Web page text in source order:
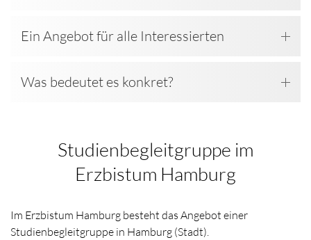
Ein Angebot für alle Interessierten
Was bedeutet es konkret?
Studienbegleitgruppe im
Erzbistum Hamburg
Im Erzbistum Hamburg besteht das Angebot einer
Studienbegleitgruppe in Hamburg (Stadt).